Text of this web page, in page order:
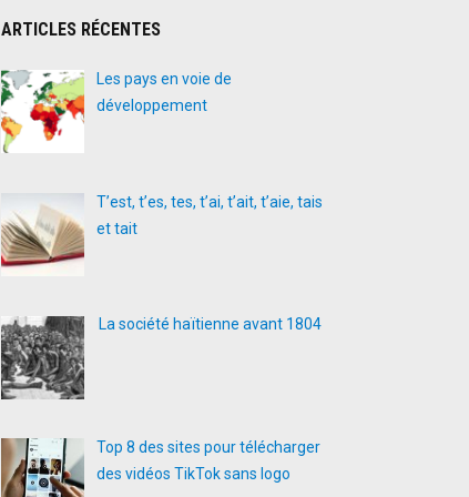
ARTICLES RÉCENTES
Les pays en voie de
développement
T’est, t’es, tes, t’ai, t’ait, t’aie, tais
et tait
La société haïtienne avant 1804
Top 8 des sites pour télécharger
des vidéos TikTok sans logo